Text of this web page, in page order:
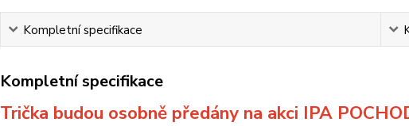
Kompletní specifikace
Kompletní specifikace
Trička budou osobně předány na akci IPA